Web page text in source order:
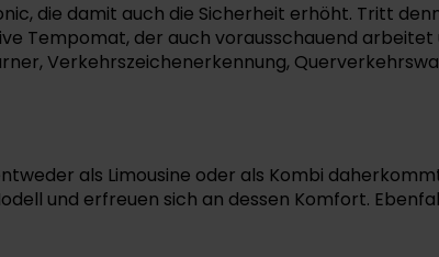
die damit auch die Sicherheit erhöht. Tritt
Tempomat, der auch vorausschauend
Verkehrszeichenerkennung,
als Limousine oder als Kombi
und erfreuen sich an dessen Komfort.